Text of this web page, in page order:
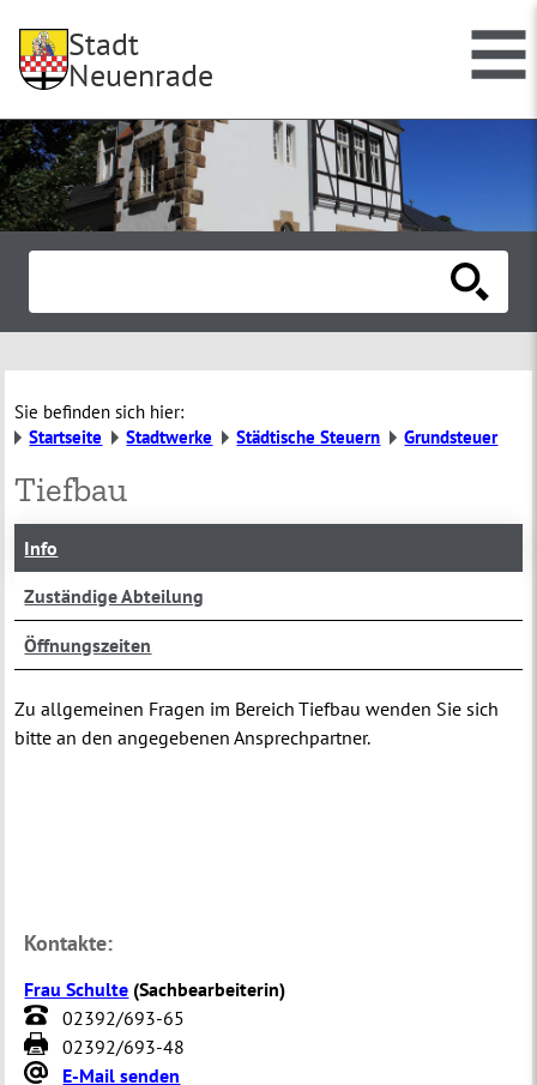
Stadt
Neuenrade
Sie befinden sich hier:
Startseite
Stadtwerke Städtische Steuern Grundsteuer
Tiefbau
Info
Zuständige Abteilung
Öffnungszeiten
Zu allgemeinen Fragen im Bereich Tiefbau wenden Sie sich
bitte an den angegebenen Ansprechpartner.
Kontakte:
Frau Schulte (Sachbearbeiterin)
02392/693-65
02392/693-48
E-Mail senden